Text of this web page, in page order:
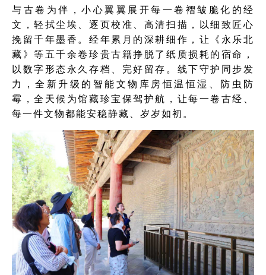
与古卷为伴，小心翼翼展开每一卷褶皱脆化的经
文，轻拭尘埃、逐页校准、高清扫描，以细致匠心
挽留千年墨香。经年累月的深耕细作，让《永乐北
藏》等五千余卷珍贵古籍挣脱了纸质损耗的宿命，
以数字形态永久存档、完好留存。线下守护同步发
力，全新升级的智能文物库房恒温恒湿、防虫防
霉，全天候为馆藏珍宝保驾护航，让每一卷古经、
每一件文物都能安稳静藏、岁岁如初。